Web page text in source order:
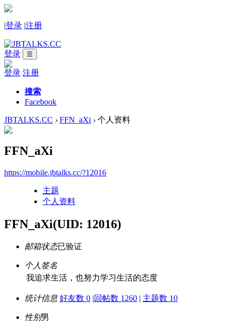
|登录 |注册
登录 ☰
登录 注册
搜索
Facebook
JBTALKS.CC › FFN_aXi › 个人资料
FFN_aXi
https://mobile.jbtalks.cc/?12016
主题
个人资料
FFN_aXi(UID: 12016)
邮箱状态已验证
个人签名
我追求生活，也努力学习生活的态度
统计信息 好友数 0 |回帖数 1260 | 主题数 10
性别男